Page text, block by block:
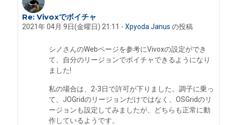
Shinobar Martinek への返信
Re: Vivoxでボイチャ
2021年 04月 9日(金曜日) 21:11 -Xpyoda Janus の投稿
シノさんのWebページを参考にVivoxの設定ができ
て、自分のリージョンでボイチャできるようになり
ました!
私の場合は、2-3日で許可が下りました。調子に乗っ
て、JOGridのリージョンだけではなく、OSGridのリ
ージョンも設定してみましたが、どちらも正常に動
作しているようです。